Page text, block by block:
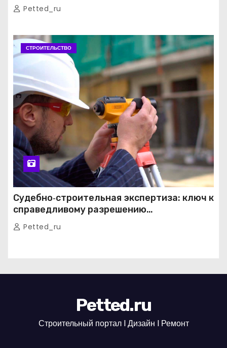
Petted_ru
СТРОИТЕЛЬСТВО
Судебно‑строительная экспертиза: ключ к
справедливому разрешению
строительных споров
Petted_ru
Petted.ru
Строительный портал l Дизайн l Ремонт